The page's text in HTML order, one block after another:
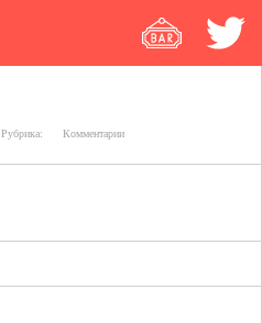
Рубрика: Комментарии